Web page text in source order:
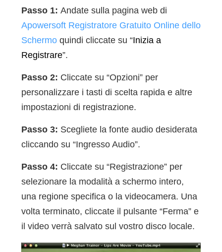
Passo 1: Andate sulla pagina web di
Apowersoft Registratore Gratuito Online dello
Schermoquindi cliccate su “Inizia a
Registrare”.
Passo 2: Cliccate su “Opzioni” per
personalizzare i tasti di scelta rapida e altre
impostazioni di registrazione.
Passo 3: Scegliete la fonte audio desiderata
cliccando su “Ingresso Audio”.
Passo 4: Cliccate su “Registrazione” per
selezionare la modalità a schermo intero,
una regione specifica o la videocamera. Una
volta terminato, cliccate il pulsante “Ferma” e
il video verrà salvato sul vostro disco locale.